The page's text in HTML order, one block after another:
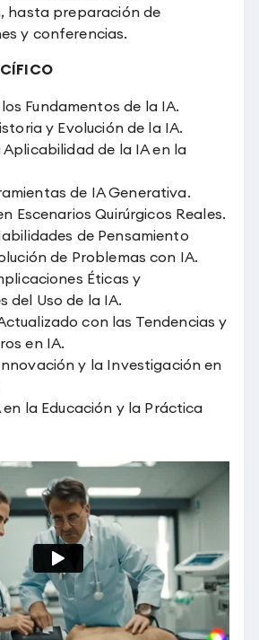
hasta preparación de
y conferencias.
Fundamentos de la IA.
y Evolución de la IA.
de la IA en la
de IA Generativa.
Escenarios Quirúrgicos Reales.
de Pensamiento
de Problemas con IA.
Éticas y
del Uso de la IA.
con las Tendencias y
en IA.
y la Investigación en
la Educación y la Práctica